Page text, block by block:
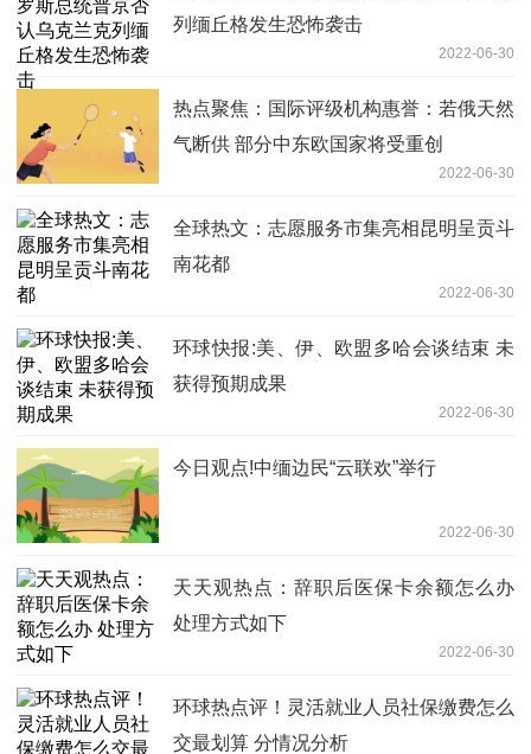
列缅丘格发生恐怖袭击
2022-06-30
热点聚焦：国际评级机构惠誉：若俄天然
气断供 部分中东欧国家将受重创
2022-06-30
全球热文：志愿服务市集亮相昆明呈贡斗
南花都
2022-06-30
环球快报:美、伊、欧盟多哈会谈结束 未
获得预期成果
2022-06-30
今日观点!中缅边民“云联欢”举行
2022-06-30
天天观热点：辞职后医保卡余额怎么办
处理方式如下
2022-06-30
环球热点评！灵活就业人员社保缴费怎么
交最划算 分情况分析